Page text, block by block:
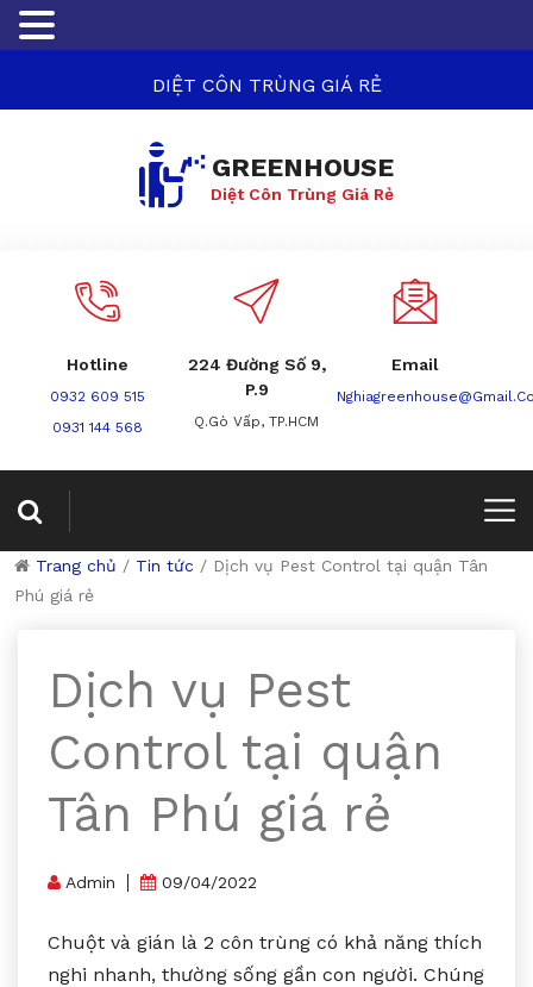
DIỆT CÔN TRÙNG GIÁ RẺ
GREENHOUSE
Diệt Côn Trùng Giá Rẻ
Hotline
0932 609 515
0931 144 568
224 Đường Số 9,
P.9
Q.Gò Vấp, TP.HCM
Email
Trang chủ / Tin tức / Dịch vụ Pest Control tại quận Tân
Phú giá rẻ
Dịch vụ Pest
Control tại quận
Tân Phú giá rẻ
Admin 09/04/2022
Chuột và gián là 2 côn trùng có khả năng thích
nghi nhanh, thường sống gần con người. Chúng